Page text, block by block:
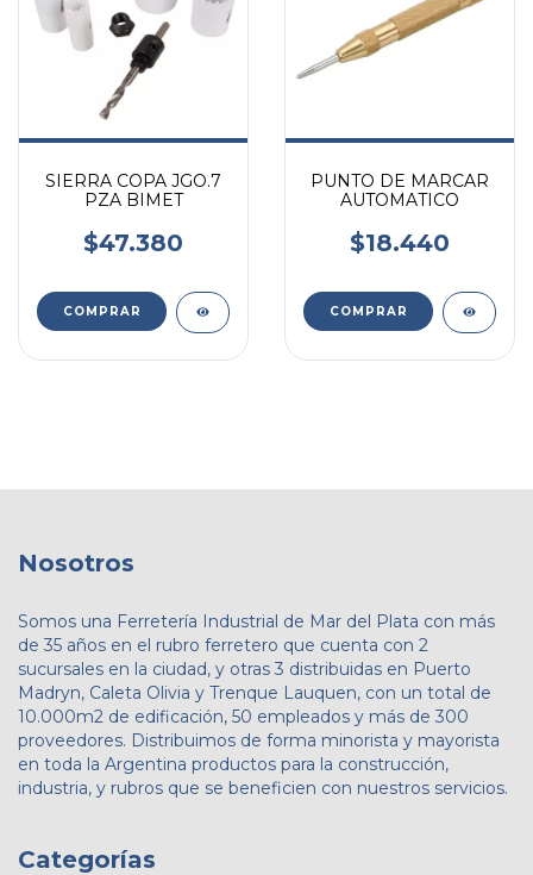
SIERRA COPA JGO.7
PZA BIMET
$47.380
PUNTO DE MARCAR
AUTOMATICO
$18.440
Nosotros
Somos una Ferretería Industrial de Mar del Plata con más
de 35 años en el rubro ferretero que cuenta con 2
sucursales en la ciudad, y otras 3 distribuidas en Puerto
Madryn, Caleta Olivia y Trenque Lauquen, con un total de
10.000m2 de edificación, 50 empleados y más de 300
proveedores. Distribuimos de forma minorista y mayorista
en toda la Argentina productos para la construcción,
industria, y rubros que se beneficien con nuestros servicios.
Categorías